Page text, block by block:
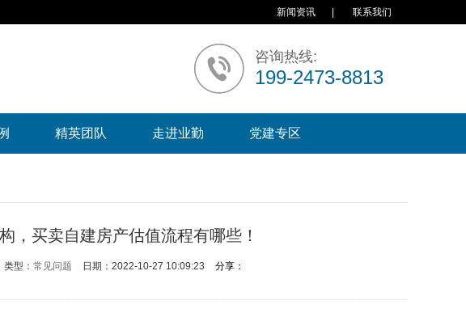
新闻资讯 联系我们
咨询热线:
199-2473-8813
精英团队 走进业勤 党建专区
，买卖自建房产估值流程有哪些！
类型： 常见问题 日期：2022-10-27 10:09:23 分享：